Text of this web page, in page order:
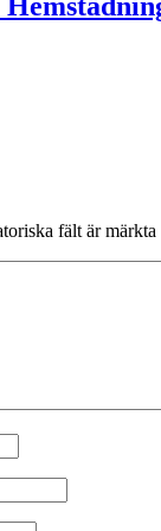
fält är märkta